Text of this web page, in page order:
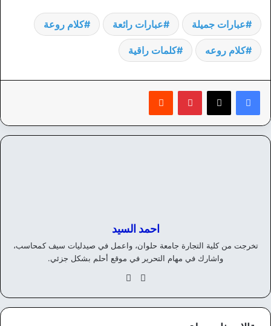
عبارات جميلة عبارات رائعة كلام روعة
كلام روعه كلمات راقية
بينتيريست
احمد السيد
تخرجت من كلية التجارة جامعة حلوان، واعمل في صيدليات سيف كمحاسب،
واشارك في مهام التحرير في موقع أحلم بشكل جزئي.
موق
الويوك